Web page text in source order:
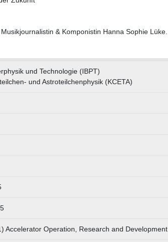
& Komponistin Hanna Sophie Lüke.
und Technologie (IBPT)
und Astroteilchenphysik (KCETA)
Accelerator Operation, Research and Development